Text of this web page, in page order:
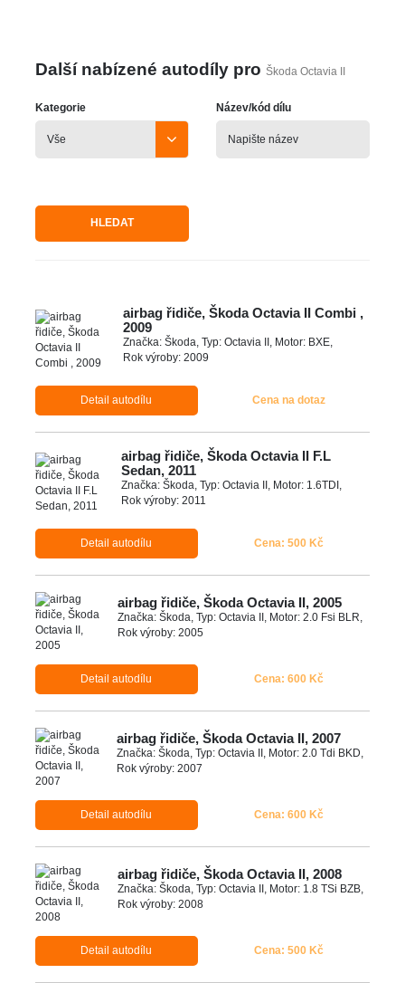
Další nabízené autodíly pro Škoda Octavia II
Kategorie Název/kód dílu
HLEDAT
airbag řidiče, Škoda Octavia II Combi ,
2009
Značka: Škoda, Typ: Octavia II, Motor: BXE,
Rok výroby: 2009
Detail autodílu Cena na dotaz
airbag řidiče, Škoda Octavia II F.L
Sedan, 2011
Značka: Škoda, Typ: Octavia II, Motor: 1.6TDI,
Rok výroby: 2011
Detail autodílu Cena: 500 Kč
airbag řidiče, Škoda Octavia II, 2005
Značka: Škoda, Typ: Octavia II, Motor: 2.0 Fsi BLR,
Rok výroby: 2005
Detail autodílu Cena: 600 Kč
airbag řidiče, Škoda Octavia II, 2007
Značka: Škoda, Typ: Octavia II, Motor: 2.0 Tdi BKD,
Rok výroby: 2007
Detail autodílu Cena: 600 Kč
airbag řidiče, Škoda Octavia II, 2008
Značka: Škoda, Typ: Octavia II, Motor: 1.8 TSi BZB,
Rok výroby: 2008
Detail autodílu Cena: 500 Kč